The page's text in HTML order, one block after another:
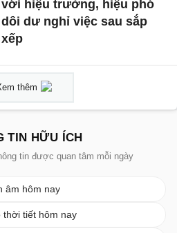
với hiệu trưởng, hiệu phó
dôi dư nghỉ việc sau sắp
xếp
thêm
TIN HỮU ÍCH
tin được quan tâm mỗi ngày
âm hôm nay
thời tiết hôm nay